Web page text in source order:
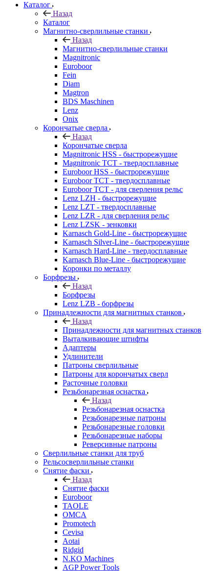
Каталог
Назад
Каталог
Магнитно-сверлильные станки
Назад
Магнитно-сверлильные станки
Magnitronic
Euroboor
Fein
Diam
Magtron
BDS Maschinen
Lenz
Onix
Корончатые сверла
Назад
Корончатые сверла
Magnitronic HSS - быстрорежущие
Magnitronic TCT - твердосплавные
Euroboor HSS - быстрорежущие
Euroboor TCT - твердосплавные
Euroboor TCT - для сверления рельс
Lenz LZH - быстрорежущие
Lenz LZT - твердосплавные
Lenz LZR - для сверления рельс
Lenz LZSK - зенковки
Karnasch Gold-Line - быстрорежущие
Karnasch Silver-Line - быстрорежущие
Karnasch Hard-Line - твердосплавные
Karnasch Blue-Line - быстрорежущие
Коронки по металлу
Борфрезы
Назад
Борфрезы
Lenz LZB - борфрезы
Принадлежности для магнитных станков
Назад
Принадлежности для магнитных станков
Выталкивающие штифты
Адаптеры
Удлинители
Патроны сверлильные
Патроны для корончатых сверл
Расточные головки
Резьбонарезная оснастка
Назад
Резьбонарезная оснастка
Резьбонарезные патроны
Резьбонарезные головки
Резьбонарезные наборы
Реверсивные патроны
Сверлильные станки для труб
Рельсосверлильные станки
Снятие фаски
Назад
Снятие фаски
Euroboor
TAOLE
OMCA
Promotech
Cevisa
Aotai
Ridgid
N.KO Machines
AGP Power Tools